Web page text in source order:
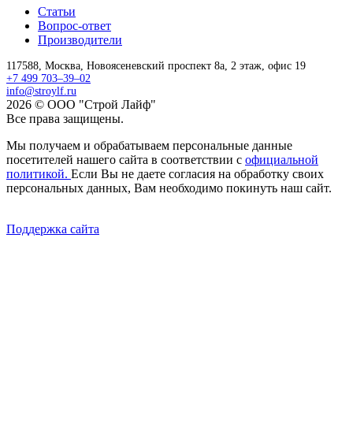
Статьи
Вопрос-ответ
Производители
117588, Москва, Новоясеневский проспект 8а, 2 этаж, офис 19
+7 499 703–39–02
info@stroylf.ru
2026 © ООО "Строй Лайф"
Все права защищены.
Мы получаем и обрабатываем персональные данные
посетителей нашего сайта в соответствии с официальной
политикой. Если Вы не даете согласия на обработку своих
персональных данных, Вам необходимо покинуть наш сайт.
Поддержка сайта